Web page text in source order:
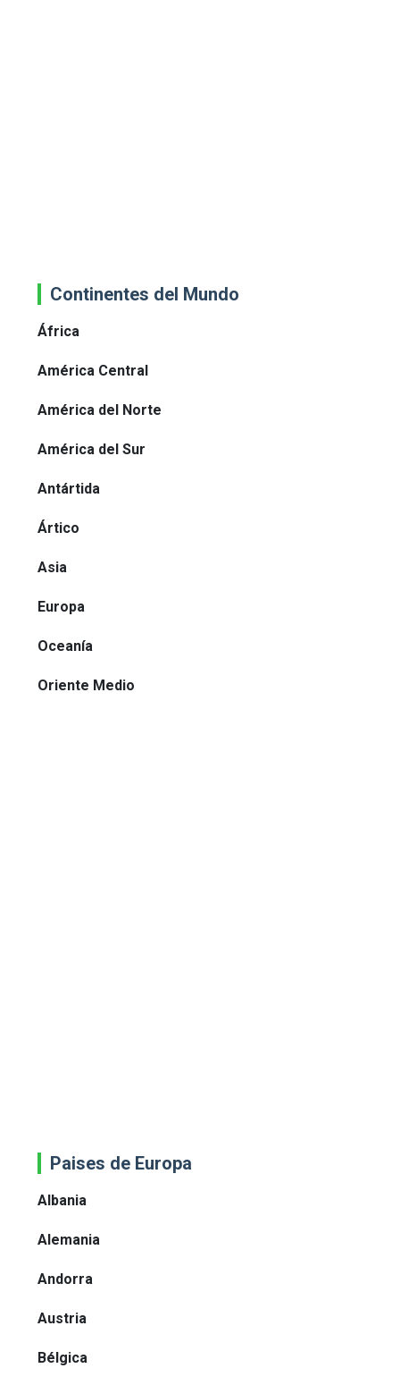
Continentes del Mundo
África
América Central
América del Norte
América del Sur
Antártida
Ártico
Asia
Europa
Oceanía
Oriente Medio
Paises de Europa
Albania
Alemania
Andorra
Austria
Bélgica